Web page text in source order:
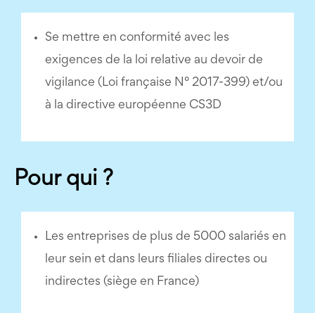
Se mettre en conformité avec les
exigences de la loi relative au devoir de
vigilance (Loi française N° 2017-399) et/ou
à la directive européenne CS3D
Pour qui ?
Les entreprises de plus de 5000 salariés en
leur sein et dans leurs filiales directes ou
indirectes (siège en France)